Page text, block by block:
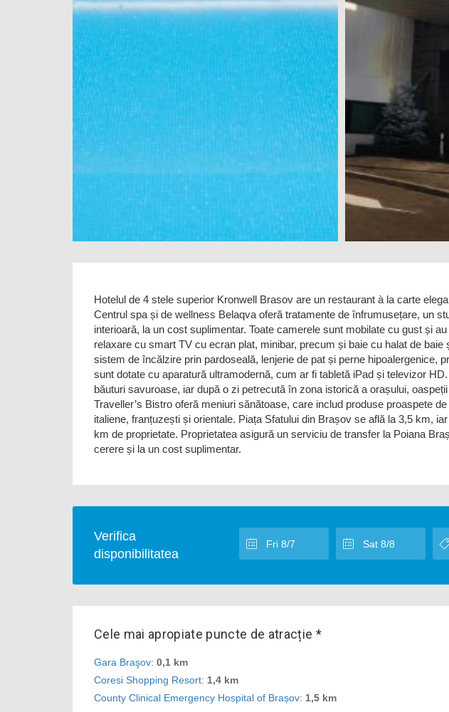
Hotelul de 4 stele superior Kronwell Brasov are un restaurant à la carte
Centrul spa și de wellness Belaqva oferă tratamente de înfrumusețare, un
interioară, la un cost suplimentar. Toate camerele sunt mobilate cu gust și
relaxare cu smart TV cu ecran plat, minibar, precum și baie cu halat de
sistem de încălzire prin pardoseală, lenjerie de pat și perne hipoalergenice,
sunt dotate cu aparatură ultramodernă, cum ar fi tabletă iPad și televizor
băuturi savuroase, iar după o zi petrecută în zona istorică a orașului,
Traveller’s Bistro oferă meniuri sănătoase, care includ produse proaspete
italiene, franțuzești și orientale. Piața Sfatului din Brașov se află la 3,5 km,
km de proprietate. Proprietatea asigură un serviciu de transfer la Poiana
cerere și la un cost suplimentar.
Verifica
disponibilitatea
Cele mai apropiate puncte de atracție *
Gara Braşov: 0,1 km
Coresi Shopping Resort: 1,4 km
County Clinical Emergency Hospital of Brașov: 1,5 km